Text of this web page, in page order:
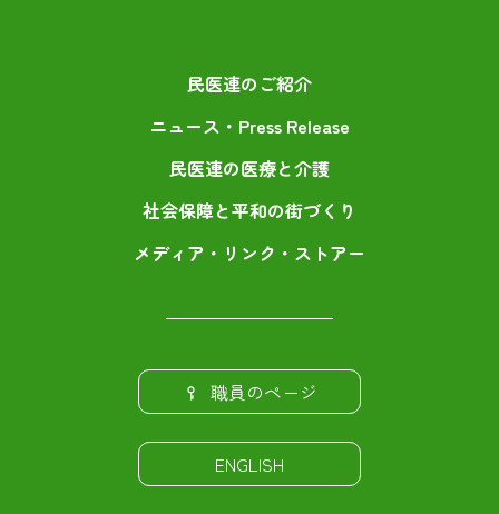
民医連のご紹介
ニュース・Press Release
民医連の医療と介護
社会保障と平和の街づくり
メディア・リンク・ストアー
職員のページ
ENGLISH